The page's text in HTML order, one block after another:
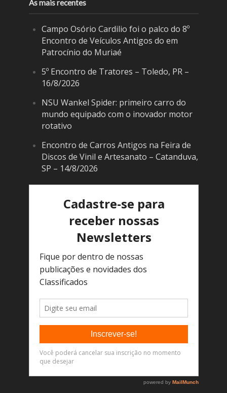
As mais recentes
Campo Osório Cardilio foi o palco do 8º
Encontro de Veículos Antigos do em
Patrocínio do Muriaé
5º Encontro de Tratores – Toledo, PR –
16/8/2026
NSU Wankel Spider: primeiro carro do
mundo equipado com o inovador motor
rotativo
Encontro de Carros Antigos na Feira de
Discos de Vinil e Artesanato – Catanduva,
SP – 14/8/2026